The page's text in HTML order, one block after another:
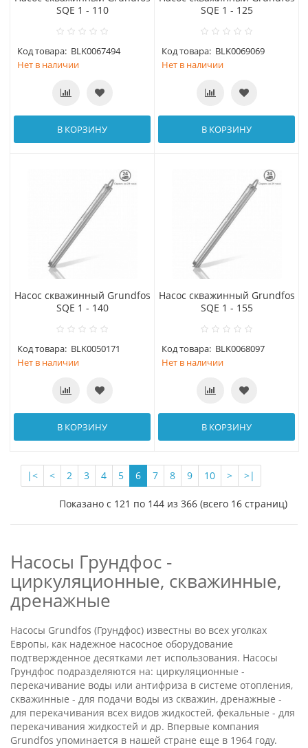
SQE 1 - 110
Код товара: BLK0067494
Нет в наличии
В КОРЗИНУ
SQE 1 - 125
Код товара: BLK0069069
Нет в наличии
В КОРЗИНУ
Насос скважинный Grundfos
SQE 1 - 140
Код товара: BLK0050171
Нет в наличии
В КОРЗИНУ
Насос скважинный Grundfos
SQE 1 - 155
Код товара: BLK0068097
Нет в наличии
В КОРЗИНУ
|< < 2 3 4 5 6 7 8 9 10 > >|
Показано с 121 по 144 из 366 (всего 16 страниц)
Насосы Грундфос -
циркуляционные, скважинные,
дренажные
Насосы Grundfos (Грундфос) известны во всех уголках
Европы, как надежное насосное оборудование
подтвержденное десятками лет использования. Насосы
Грундфос подразделяются на: циркуляционные -
перекачивание воды или антифриза в системе отопления,
скважинные - для подачи воды из скважин, дренажные -
для перекачивания всех видов жидкостей, фекальные - для
перекачивания жидкостей и др. Впервые компания
Grundfos упоминается в нашей стране еще в 1964 году.